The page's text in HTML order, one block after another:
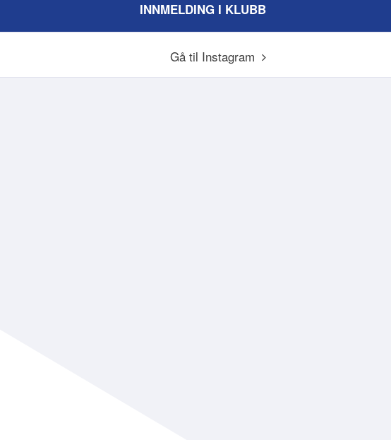
INNMELDING I KLUBB
Gå til Instagram